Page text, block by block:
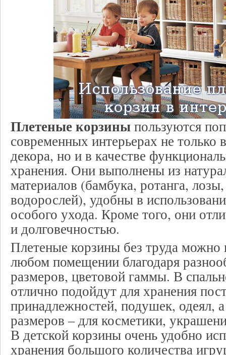
Плетеные корзиныпользуются
современных интерьерах не только
декора, но и в качестве
хранения. Они выполнены из
материалов (бамбука, ротанга,
водорослей), удобны в
особого ухода. Кроме того, они
и долговечностью.
Плетеные корзины без труда можно
любом помещении благодаря
размеров, цветовой гаммы. В
отлично подойдут для хранения
принадлежностей, подушек, одеял,
размеров – для косметики,
В детской корзины очень удобно
хранения большого количества